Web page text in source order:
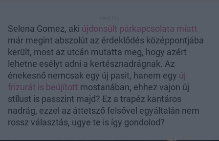
Selena Gomez, aki újdonsült párkapcsolata miatt
már megint abszolút az érdeklődés középpontjába
került, most az utcán mutatta meg, hogy azért
lehetne esélyt adni a kertésznadrágnak. Az
énekesnő nemcsak egy új pasit, hanem egy új
frizurát is beújított mostanában, ehhez vajon új
stílust is passzint majd? Ez a trapéz kantáros
nadrág, ezzel az áttetsző felsővel egyáltalán nem
rossz választás, ugye te is így gondolod?